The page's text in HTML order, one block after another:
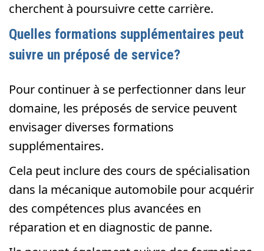
cherchent à poursuivre cette carrière.
Quelles formations supplémentaires peut
suivre un préposé de service?
Pour continuer à se perfectionner dans leur
domaine, les préposés de service peuvent
envisager diverses formations
supplémentaires.
Cela peut inclure des cours de spécialisation
dans la mécanique automobile pour acquérir
des compétences plus avancées en
réparation et en diagnostic de panne.